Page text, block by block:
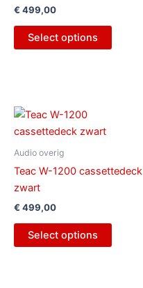
€ 499,00
Select options
Audio overig
Teac W-1200 cassettedeck
zwart
€ 499,00
Select options